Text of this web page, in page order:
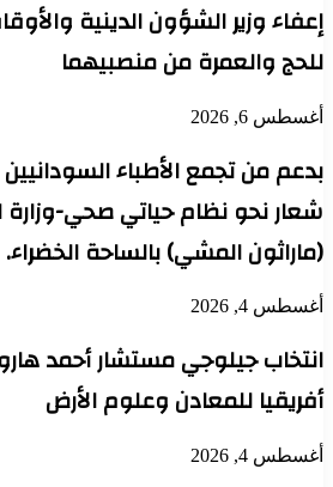
إعفاء وزير الشؤون الدينية
للحج والعمرة من منصبيهما
أغسطس 6, 2026
بدعم من تجمع الأطباء
شعار نحو نظام حياتي صحي-
(ماراثون المشي) بالساحة الخضراء.
أغسطس 4, 2026
انتخاب جيلوجي مستشار أحمد
أفريقيا للمعادن وعلوم الأرض
أغسطس 4, 2026